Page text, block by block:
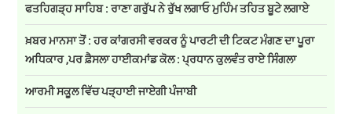
ਫਤਹਿਗੜ੍ਹ ਸਾਹਿਬ : ਰਾਣਾ ਗਰੁੱਪ ਨੇ ਰੁੱਖ ਲਗਾਓ ਮੁਹਿੰਮ ਤਹਿਤ ਬੂਟੇ ਲਗਾਏ
ਖ਼ਬਰ ਮਾਨਸਾ ਤੋਂ : ਹਰ ਕਾਂਗਰਸੀ ਵਰਕਰ ਨੂੰ ਪਾਰਟੀ ਦੀ ਟਿਕਟ ਮੰਗਣ ਦਾ ਪੂਰਾ
ਅਧਿਕਾਰ ,ਪਰ ਫ਼ੈਸਲਾ ਹਾਈਕਮਾਂਡ ਕੋਲ : ਪ੍ਰਧਾਨ ਕੁਲਵੰਤ ਰਾਏ ਸਿੰਗਲਾ
ਆਰਮੀ ਸਕੂਲ ਵਿੱਚ ਪੜ੍ਹਾਈ ਜਾਏਗੀ ਪੰਜਾਬੀ